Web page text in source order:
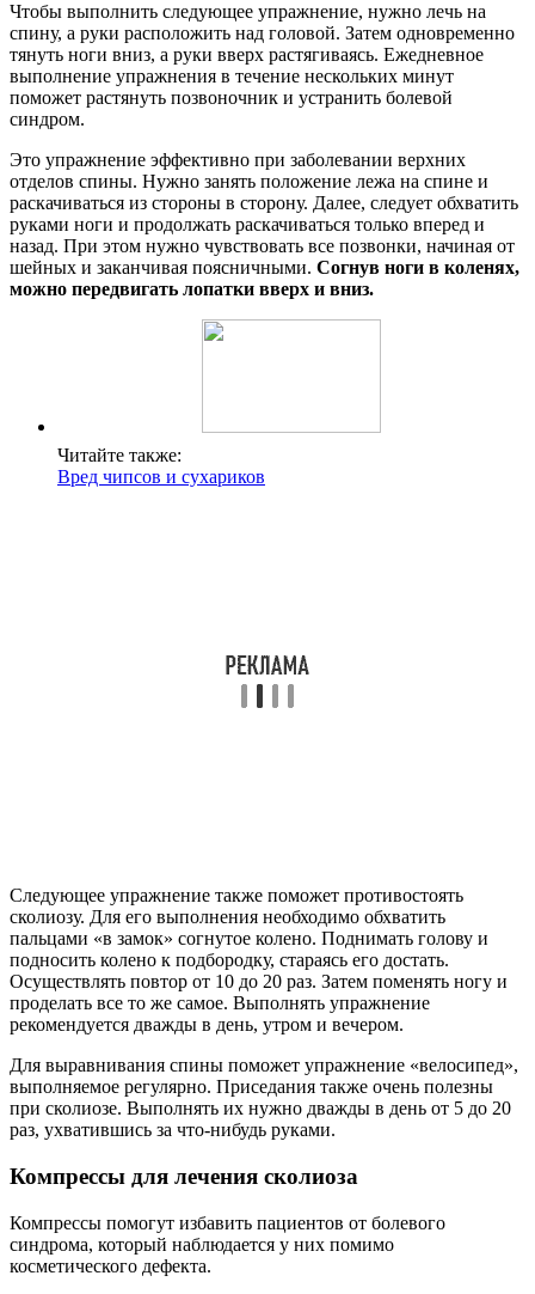
Чтобы выполнить следующее упражнение, нужно лечь на
спину, а руки расположить над головой. Затем одновременно
тянуть ноги вниз, а руки вверх растягиваясь. Ежедневное
выполнение упражнения в течение нескольких минут
поможет растянуть позвоночник и устранить болевой
синдром.
Это упражнение эффективно при заболевании верхних
отделов спины. Нужно занять положение лежа на спине и
раскачиваться из стороны в сторону. Далее, следует обхватить
руками ноги и продолжать раскачиваться только вперед и
назад. При этом нужно чувствовать все позвонки, начиная от
шейных и заканчивая поясничными. Согнув ноги в коленях,
можно передвигать лопатки вверх и вниз.
Читайте также:
Вред чипсов и сухариков
Следующее упражнение также поможет противостоять
сколиозу. Для его выполнения необходимо обхватить
пальцами «в замок» согнутое колено. Поднимать голову и
подносить колено к подбородку, стараясь его достать.
Осуществлять повтор от 10 до 20 раз. Затем поменять ногу и
проделать все то же самое. Выполнять упражнение
рекомендуется дважды в день, утром и вечером.
Для выравнивания спины поможет упражнение «велосипед»,
выполняемое регулярно. Приседания также очень полезны
при сколиозе. Выполнять их нужно дважды в день от 5 до 20
раз, ухватившись за что-нибудь руками.
Компрессы для лечения сколиоза
Компрессы помогут избавить пациентов от болевого
синдрома, который наблюдается у них помимо
косметического дефекта.